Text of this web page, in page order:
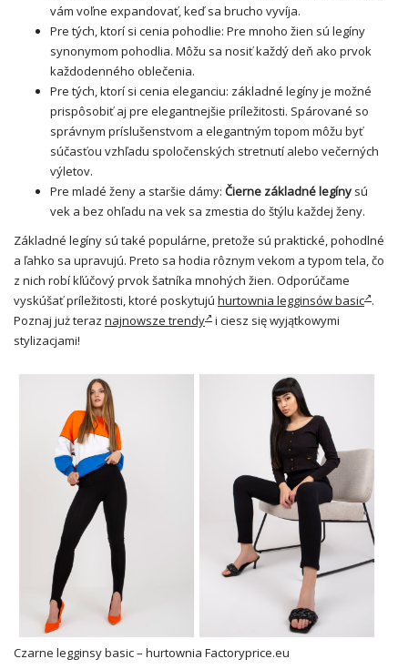
vám voľne expandovať, keď sa brucho vyvíja.
Pre tých, ktorí si cenia pohodlie: Pre mnoho žien sú legíny
synonymom pohodlia. Môžu sa nosiť každý deň ako prvok
každodenného oblečenia.
Pre tých, ktorí si cenia eleganciu: základné legíny je možné
prispôsobiť aj pre elegantnejšie príležitosti. Spárované so
správnym príslušenstvom a elegantným topom môžu byť
súčasťou vzhľadu spoločenských stretnutí alebo večerných
výletov.
Pre mladé ženy a staršie dámy: Čierne základné legíny sú
vek a bez ohľadu na vek sa zmestia do štýlu každej ženy.
Základné legíny sú také populárne, pretože sú praktické, pohodlné
a ľahko sa upravujú. Preto sa hodia rôznym vekom a typom tela, čo
z nich robí kľúčový prvok šatníka mnohých žien. Odporúčame
vyskúšať príležitosti, ktoré poskytujú hurtownia legginsów basic .
Poznaj już teraz najnowsze trendy
i ciesz się wyjątkowymi
stylizacjami!
Czarne legginsy basic– hurtownia Factoryprice.eu